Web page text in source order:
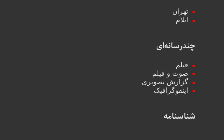
تهران
ایلام
چندرسانه‌ای
فیلم
صوت و فیلم
گزارش تصویری
اینفوگرافیک
شناسنامه